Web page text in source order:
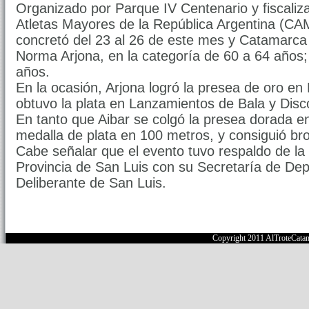
Organizado por Parque IV Centenario y
Atletas Mayores de la República Argentina
concretó del 23 al 26 de este mes y
Norma Arjona, en la categoría de 60 a 64
años.
En la ocasión, Arjona logró la presea de oro
obtuvo la plata en Lanzamientos de Bala y
En tanto que Aibar se colgó la presea dorada
medalla de plata en 100 metros, y consiguió
Cabe señalar que el evento tuvo respaldo de
Provincia de San Luis con su Secretaría de
Deliberante de San Luis.
Copyright 2011